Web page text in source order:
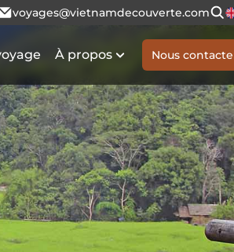
voyages@vietnamdecouverte.com
À propos Nous